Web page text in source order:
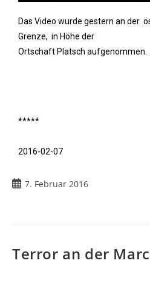
Das Video wurde gestern an der
Grenze, in Höhe der
Ortschaft Platsch aufgenommen.
*****
2016-02-07
7. Februar 2016
Terror an der